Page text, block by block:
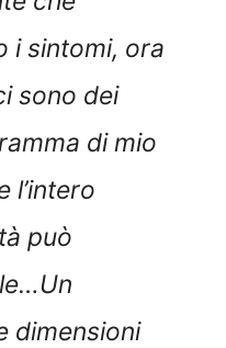
i sintomi, ora
sono dei
di mio
l’intero
può
Un
dimensioni